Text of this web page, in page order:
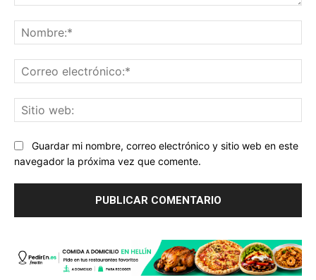
Guardar mi nombre, correo electrónico y sitio web en este
navegador la próxima vez que comente.